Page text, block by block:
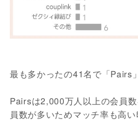
最も多かったの41名で「Pairs
Pairsは2,000万人以上の会員
員数が多いためマッチ率も高い